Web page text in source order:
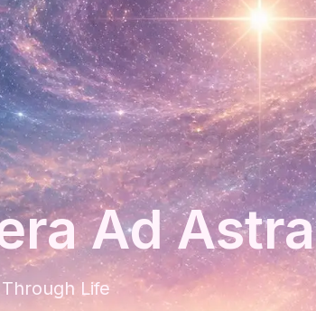
Ad Astra
Life